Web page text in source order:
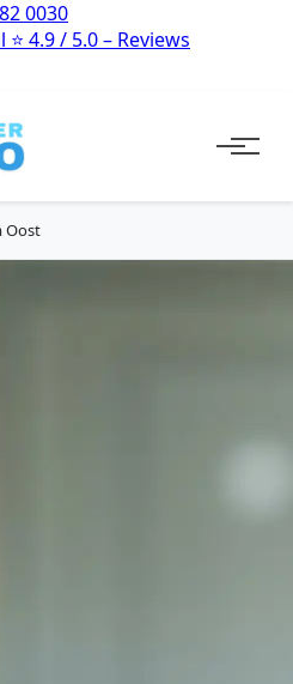
0030
⭐ 4.9 / 5.0 – Reviews
Oost